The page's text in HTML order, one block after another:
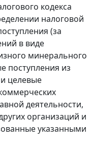
кодекса
налоговой
(за
в виде
минерального
поступления из
целевые
деятельности,
организаций и
указанными